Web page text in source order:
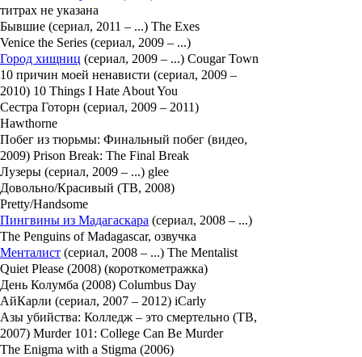
титрах не указана
Бывшие (сериал, 2011 – ...) The Exes
Venice the Series (сериал, 2009 – ...)
Город хищниц (сериал, 2009 – ...) Cougar Town
10 причин моей ненависти (сериал, 2009 –
2010) 10 Things I Hate About You
Сестра Готорн (сериал, 2009 – 2011)
Hawthorne
Побег из тюрьмы: Финальный побег (видео,
2009) Prison Break: The Final Break
Лузеры (сериал, 2009 – ...) glee
Довольно/Красивый (ТВ, 2008)
Pretty/Handsome
Пингвины из Мадагаскара (сериал, 2008 – ...)
The Penguins of Madagascar, озвучка
Менталист (сериал, 2008 – ...) The Mentalist
Quiet Please (2008) (короткометражка)
День Колумба (2008) Columbus Day
АйКарли (сериал, 2007 – 2012) iCarly
Азы убийства: Колледж – это смертельно (ТВ,
2007) Murder 101: College Can Be Murder
The Enigma with a Stigma (2006)